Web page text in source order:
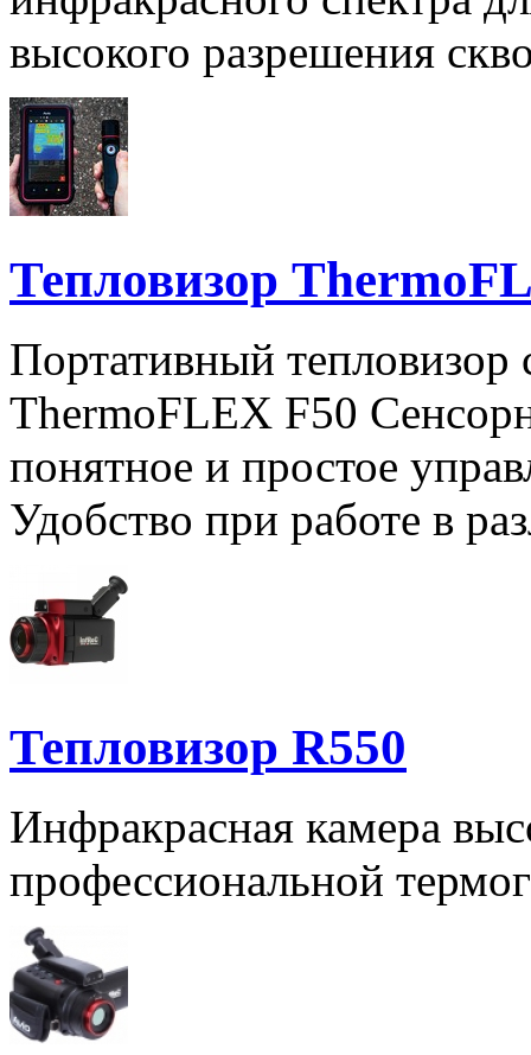
высокого разрешения
Тепловизор
Портативный
ThermoFLEX F50
понятное и простое
Удобство при работе в
Тепловизор R550
Инфракрасная камера
профессиональной